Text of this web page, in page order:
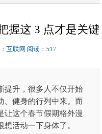
握这 3 点才是关键
互联网 阅读：517
提升，很多人不仅开始
、健身的行列中来。而
让这个春节假期格外漫
活动一下身体了。